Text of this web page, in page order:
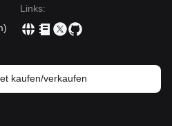
0,0270 $ durchbricht, könnte das
$
liegen.
)
Links:
kaufen/verkaufen